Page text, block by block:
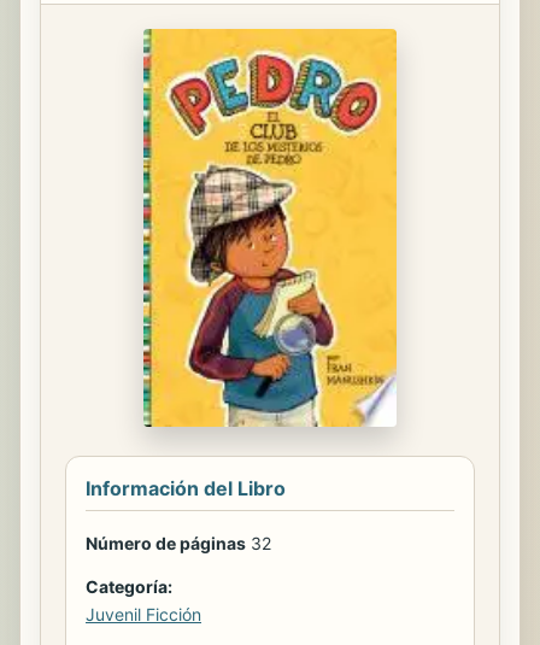
Información del Libro
Número de páginas 32
Categoría:
Juvenil Ficción